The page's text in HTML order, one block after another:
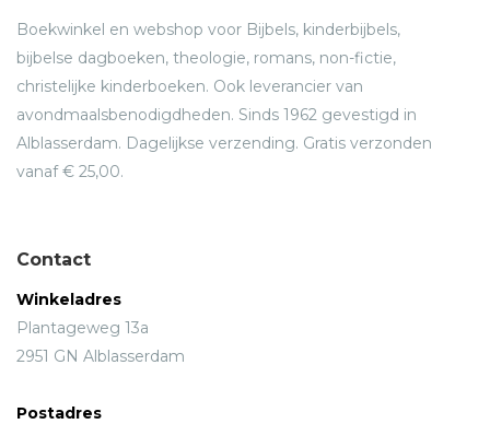
Boekwinkel en webshop voor Bijbels, kinderbijbels,
bijbelse dagboeken, theologie, romans, non-fictie,
christelijke kinderboeken. Ook leverancier van
avondmaalsbenodigdheden. Sinds 1962 gevestigd in
Alblasserdam. Dagelijkse verzending. Gratis verzonden
vanaf € 25,00.
Contact
Winkeladres
Plantageweg 13a
2951 GN Alblasserdam
Postadres